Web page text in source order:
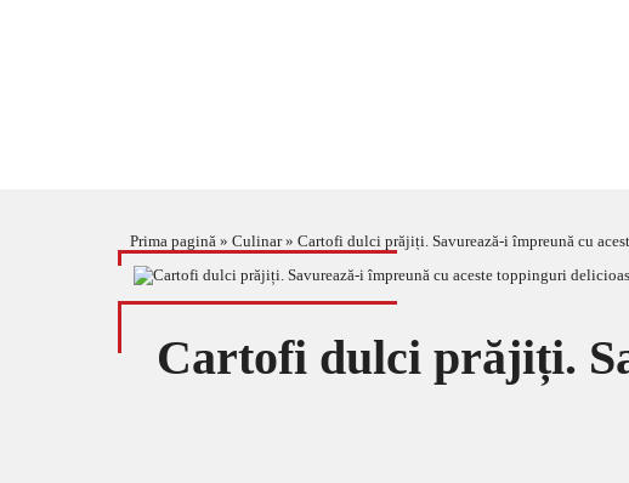
Prima pagină » Culinar» Cartofi dulci prăjiți. Savurează-i împreună cu
Cartofi dulci prăjiți.